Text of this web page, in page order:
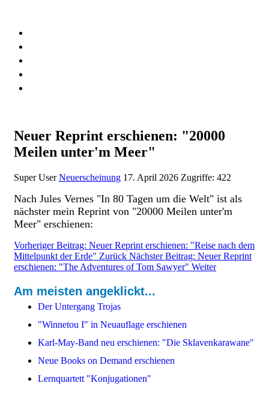
Neuer Reprint erschienen: "20000
Meilen unter'm Meer"
Super User Neuerscheinung 17. April 2026 Zugriffe: 422
Nach Jules Vernes "In 80 Tagen um die Welt" ist als
nächster mein Reprint von "20000 Meilen unter'm
Meer" erschienen:
Vorheriger Beitrag: Neuer Reprint erschienen: "Reise nach dem
Mittelpunkt der Erde" Zurück Nächster Beitrag: Neuer Reprint
erschienen: "The Adventures of Tom Sawyer" Weiter
Am meisten angeklickt...
Der Untergang Trojas
"Winnetou I" in Neuauflage erschienen
Karl-May-Band neu erschienen: "Die Sklavenkarawane"
Neue Books on Demand erschienen
Lernquartett "Konjugationen"